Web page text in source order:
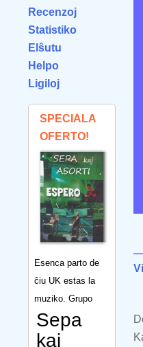
Recenzoj
Statistiko
Elŝutu
Helpo
Ligiloj
SPECIALA
OFERTO!
Esenca parto de
ĉiu UK estas la
muziko. Grupo
Sepa
kaj